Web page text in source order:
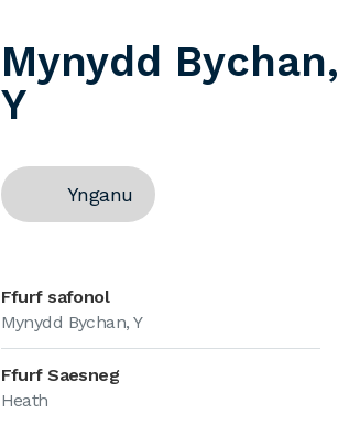
Mynydd Bychan,
Y
Ynganu
Ffurf safonol
Mynydd Bychan, Y
Ffurf Saesneg
Heath